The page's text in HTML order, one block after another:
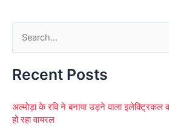
a
c
Recent Posts
अल्मोड़ा के रवि ने बनाया उड़ने वाला इलेक्ट्रिकल
हो रहा वायरल